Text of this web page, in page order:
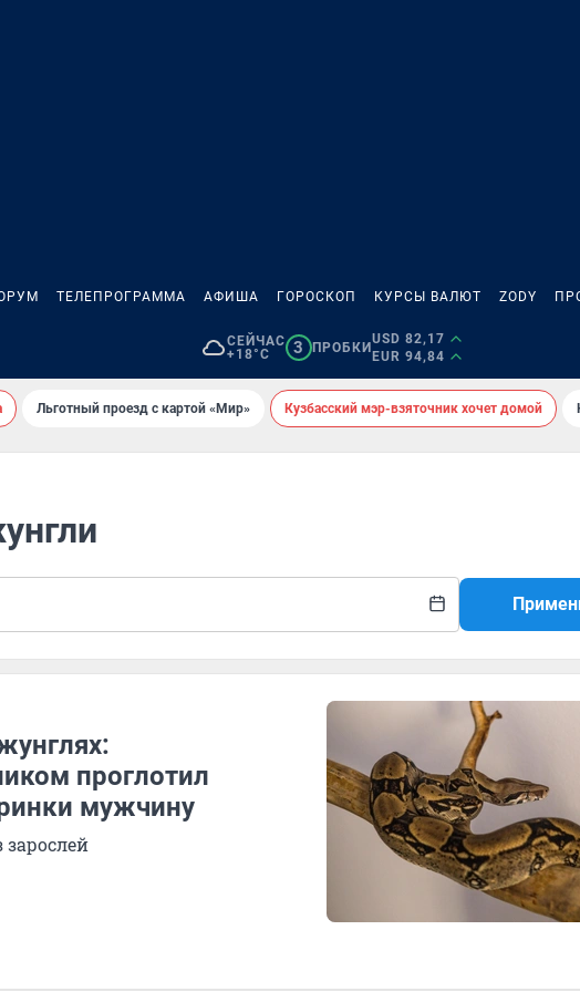
ТЕЛЕПРОГРАММА АФИША ГОРОСКОП КУРСЫ ВАЛЮТ ZODY
СЕЙЧАС
+18°C
3 ПРОБКИ
USD 82,17
EUR 94,84
Льготный проезд с картой «Мир» Кузбасский мэр-взяточник хочет домой
проглотил
мужчину